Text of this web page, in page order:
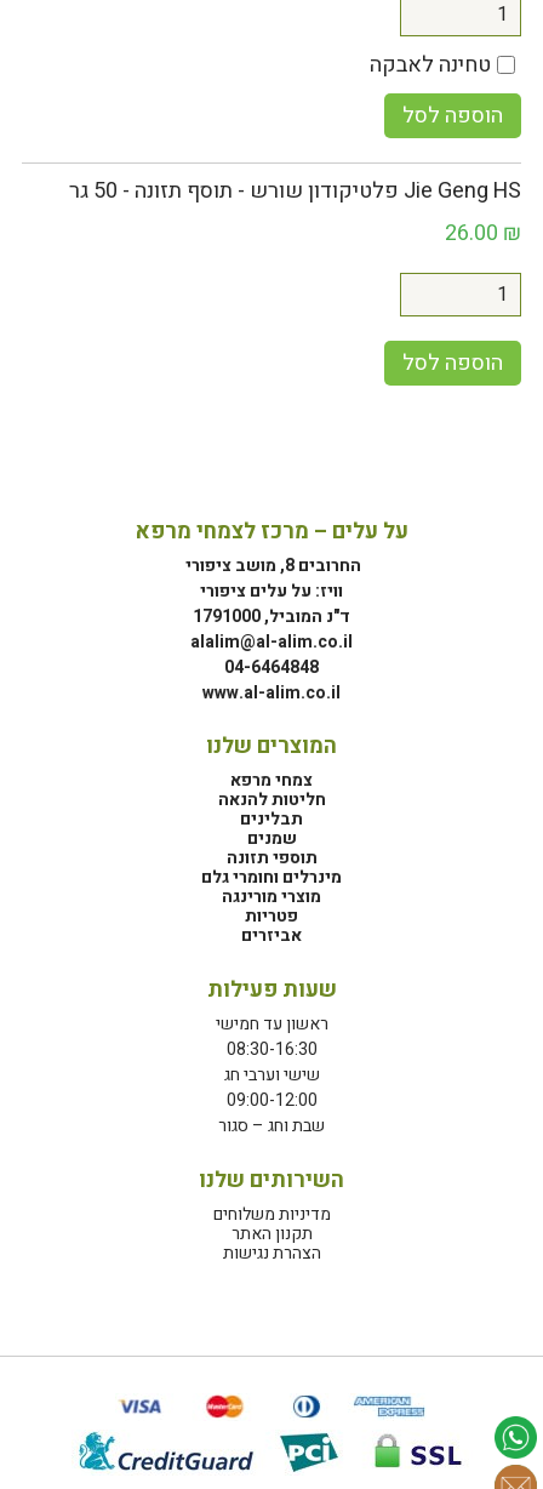
טחינה לאבקה
הוספה לסל
Jie Geng HS פלטיקודון שורש - תוסף תזונה - 50 גר
26.00 ₪
הוספה לסל
על עלים – מרכז לצמחי מרפא
החרובים 8, מושב ציפורי
וויז: על עלים ציפורי
ד"נ המוביל, 1791000
alalim@al-alim.co.il
04-6464848
www.al-alim.co.il
המוצרים שלנו
צמחי מרפא
חליטות להנאה
תבלינים
שמנים
תוספי תזונה
מינרלים וחומרי גלם
מוצרי מורינגה
פטריות
אביזרים
שעות פעילות
ראשון עד חמישי
08:30-16:30
שישי וערבי חג
09:00-12:00
שבת וחג – סגור
השירותים שלנו
מדיניות משלוחים
תקנון האתר
הצהרת נגישות